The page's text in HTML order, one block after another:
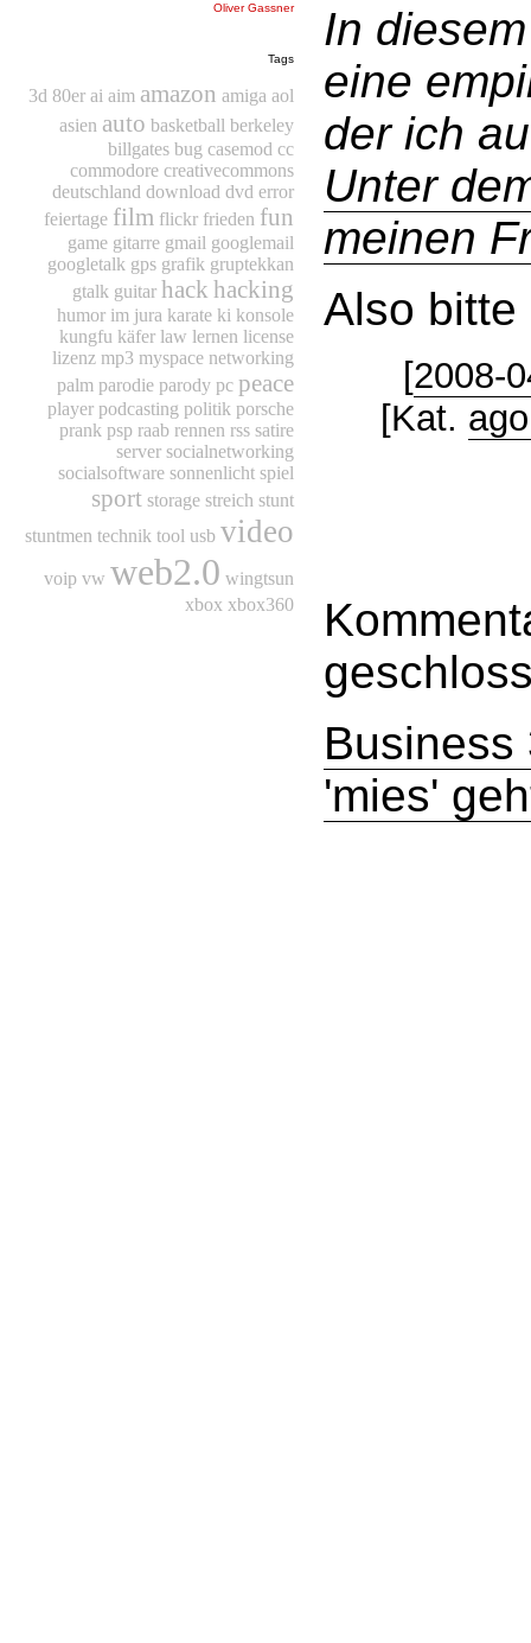
Oliver Gassner
Tags
3d 80er ai aim amazon amiga aol
asien auto basketball berkeley
billgates bug casemod cc
commodore creativecommons
deutschland download dvd error
feiertage film flickr frieden fun
game gitarre gmail googlemail
googletalk gps grafik gruptekkan
gtalk guitar hack hacking
humor im jura karate ki konsole
kungfu käfer law lernen license
lizenz mp3 myspace networking
palm parodie parody pc peace
player podcasting politik porsche
prank psp raab rennen rss satire
server socialnetworking
socialsoftware sonnenlicht spiel
sport storage streich stunt
stuntmen technik tool usb video
voip vw web2.0 wingtsun
xbox xbox360
In
eine
der ich
Unter
meinen
Also bitte
[2008-
[Kat.
Business
'mies'